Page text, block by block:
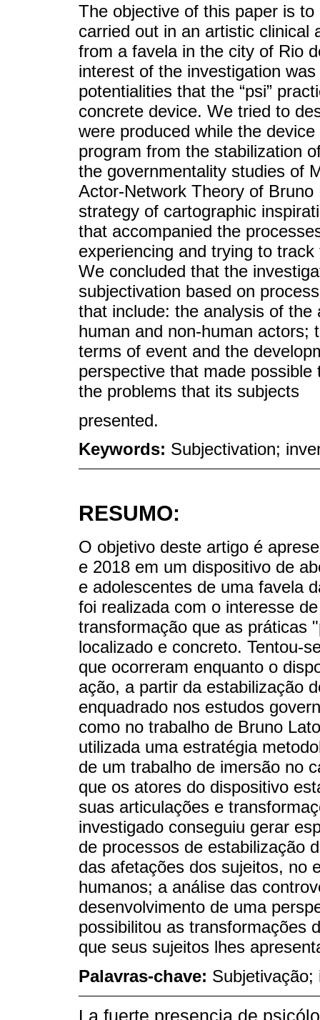
The objective of this paper is
carried out in an artistic clinical
from a favela in the city of Rio
interest of the investigation
potentialities that the “psi”
concrete device. We tried to
were produced while the
program from the stabilization
the governmentality studies of
Actor-Network Theory of
strategy of cartographic
that accompanied the
experiencing and trying to
We concluded that the
subjectivation based on
that include: the analysis of
human and non-human actors;
terms of event and the
perspective that made
the problems that its subjects
presented.
Keywords: Subjectivation;
RESUMO:
O objetivo deste artigo é
e 2018 em um dispositivo de
e adolescentes de uma favela
foi realizada com o interesse
transformação que as práticas
localizado e concreto. Tentou-
que ocorreram enquanto o
ação, a partir da estabilização
enquadrado nos estudos
como no trabalho de Bruno
utilizada uma estratégia
de um trabalho de imersão no
que os atores do dispositivo
suas articulações e
investigado conseguiu gerar
de processos de estabilização
das afetações dos sujeitos, no
humanos; a análise das
desenvolvimento de uma
possibilitou as transformações
que seus sujeitos lhes
Palavras-chave: Subjetivação;
La fuerte presencia de